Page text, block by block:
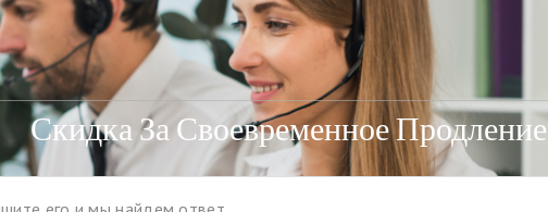
Скидка За Своевременное Продление